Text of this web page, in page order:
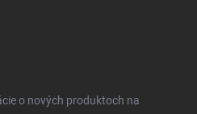
o nových produktoch na